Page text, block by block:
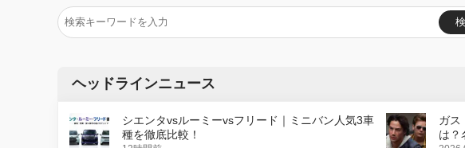
ヘッドラインニュース
シエンタvsルーミーvsフリード｜ミニバン人気3車
種を徹底比較！
ガス
は？